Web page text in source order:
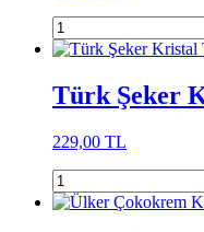
Türk Şeker
229,00 TL